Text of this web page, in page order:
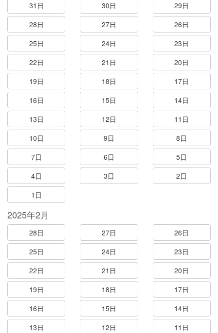
31日 30日
29日
28日
27日
26日
25日
24日
23日
22日
21日
20日
19日
18日
17日
16日
15日
14日
13日
12日
11日
10日
9日
8日
7日
6日
5日
4日
3日
2日
1日
2025年2月
28日 27日
26日
25日
24日
23日
22日
21日
20日
19日
18日
17日
16日
15日
14日
13日
12日
11日